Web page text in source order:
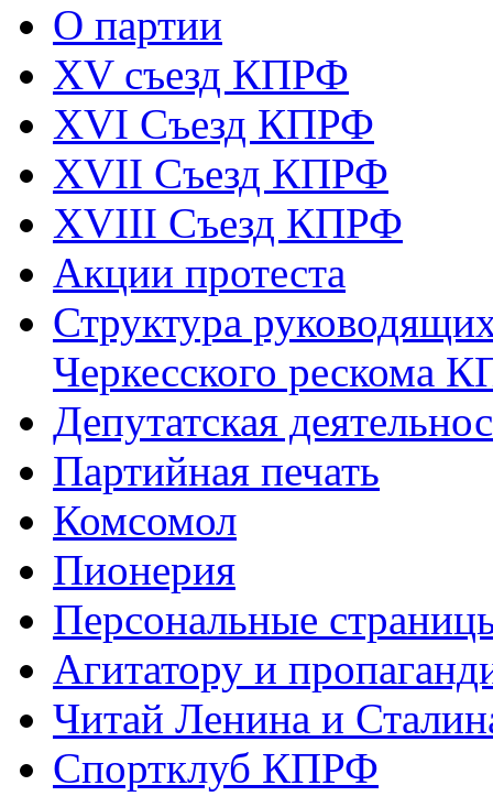
О партии
XV съезд КПРФ
XVI Съезд КПРФ
XVII Cъезд КПРФ
XVIII Cъезд КПРФ
Акции протеста
Структура
Черкесского рескома
Депутатская
Партийная печать
Комсомол
Пионерия
Персональные
Агитатору и
Читай Ленина и
Спортклуб КПРФ